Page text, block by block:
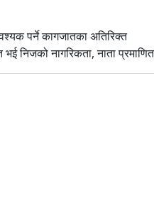
पर्ने कागजातका अतिरिक्त
निजको नागरिकता, नाता